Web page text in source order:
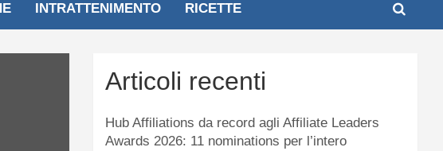
INTRATTENIMENTO RICETTE
Articoli recenti
Hub Affiliations da record agli Affiliate Leaders
Awards 2026: 11 nominations per l’intero